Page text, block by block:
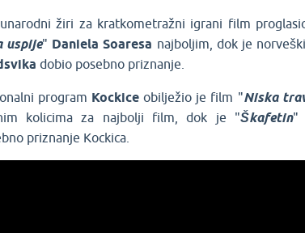
žiri za kratkometražni igrani film
uspije" Daniela Soaresa najboljim, dok je
dobio posebno priznanje.
program Kockice obilježio je film "Niska
kolicima za najbolji film, dok je "Škafetin"
priznanje Kockica.